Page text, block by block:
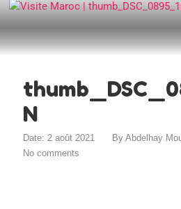
N
Date: 2 août 2021 ByAbdelhay
No comments